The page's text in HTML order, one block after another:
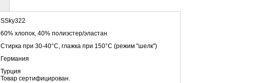
SSky322
60% хлопок, 40% полиэстер/эластан
Стирка при 30-40°C, глажка при 150°C (режим "шелк")
Германия
Турция
Товар сертифицирован.